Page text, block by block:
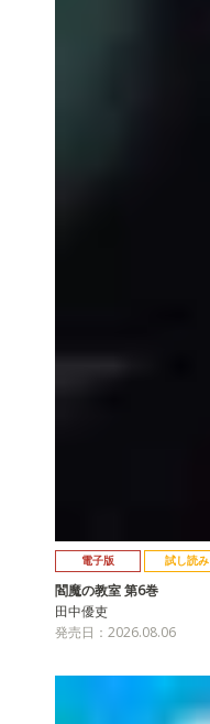
電子版 試し読み
閻魔の教室 第6巻
田中優吏
発売日：2026.08.06